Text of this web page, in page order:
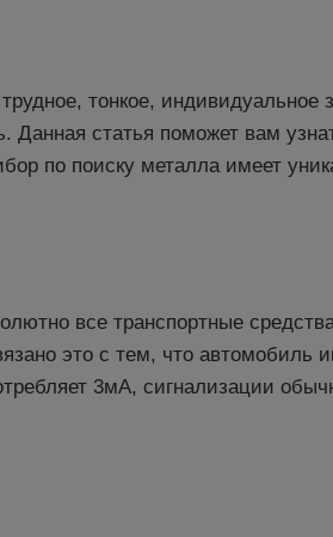
тонкое,
статья поможет вам
по поиску металла имеет
все транспортные
это с тем, что автомобиль
3мА, сигнализации